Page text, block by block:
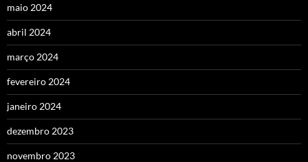
maio 2024
abril 2024
março 2024
fevereiro 2024
janeiro 2024
dezembro 2023
novembro 2023